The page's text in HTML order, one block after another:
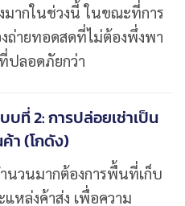
มากในช่วงนี้ ในขณะที่การ
ถ่ายทอดสดที่ไม่ต้องพึ่งพา
ปลอดภัยกว่า
บที่ 2: การปล่อยเช่าเป็น
า (โกดัง)
นวนมากต้องการพื้นที่เก็บ
หล่งค้าส่ง เพื่อความ